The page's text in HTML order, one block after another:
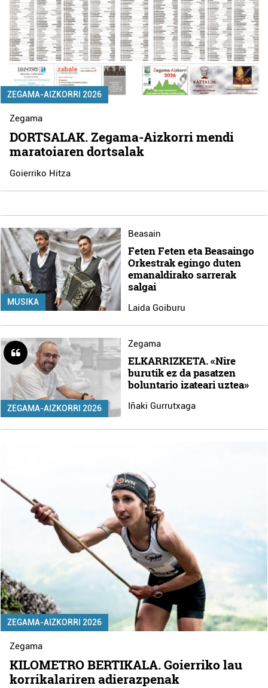
ZEGAMA-AIZKORRI 2026
Zegama
DORTSALAK. Zegama-Aizkorri mendi
maratoiaren dortsalak
Goierriko Hitza
MUSIKA
Beasain
Feten Feten eta Beasaingo
Orkestrak egingo duten
emanaldirako sarrerak
salgai
Laida Goiburu
ZEGAMA-AIZKORRI 2026
Zegama
ELKARRIZKETA. «Nire
burutik ez da pasatzen
boluntario izateari uztea»
Iñaki Gurrutxaga
ZEGAMA-AIZKORRI 2026
Zegama
KILOMETRO BERTIKALA. Goierriko lau
korrikalariren adierazpenak